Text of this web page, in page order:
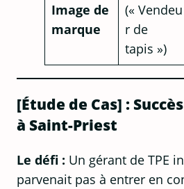
Image de
marque
(« Vendeu
r de
tapis »)
[Étude de Cas] :
à Saint-Priest
Le défi : Un gérant de TPE
parvenait pas à entrer en